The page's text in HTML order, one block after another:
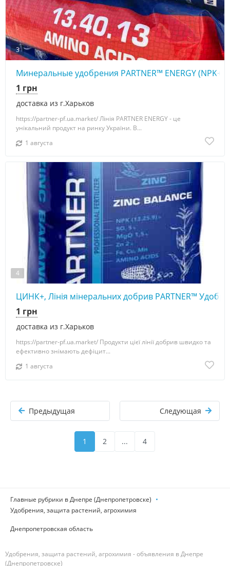
3
Минеральные удобрения PARTNER™ ENERGY
доставка из г.Харьков
1 грн
https://partner-pf.ua.market/ Лінія PARTNER ENERGY - це
унікальний продукт на ринку України. В...
1 августа
4
ЦИНК+, Лінія мінеральних добрив PARTNER™
доставка из г.Харьков
1 грн
https://partner-pf.ua.market/ Продукти цієї лінії добрив швидко та
ефективно знімають дефіцит...
1 августа
Предыдущая Следующая
1 2 ... 4
Главные рубрики в Днепре (Днепропетровске)
Удобрения, защита растений, агрохимия
Днепропетровская область
Удобрения, защита растений, агрохимия - объявления в Днепре
(Днепропетровске)